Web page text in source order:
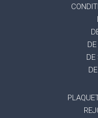
DE